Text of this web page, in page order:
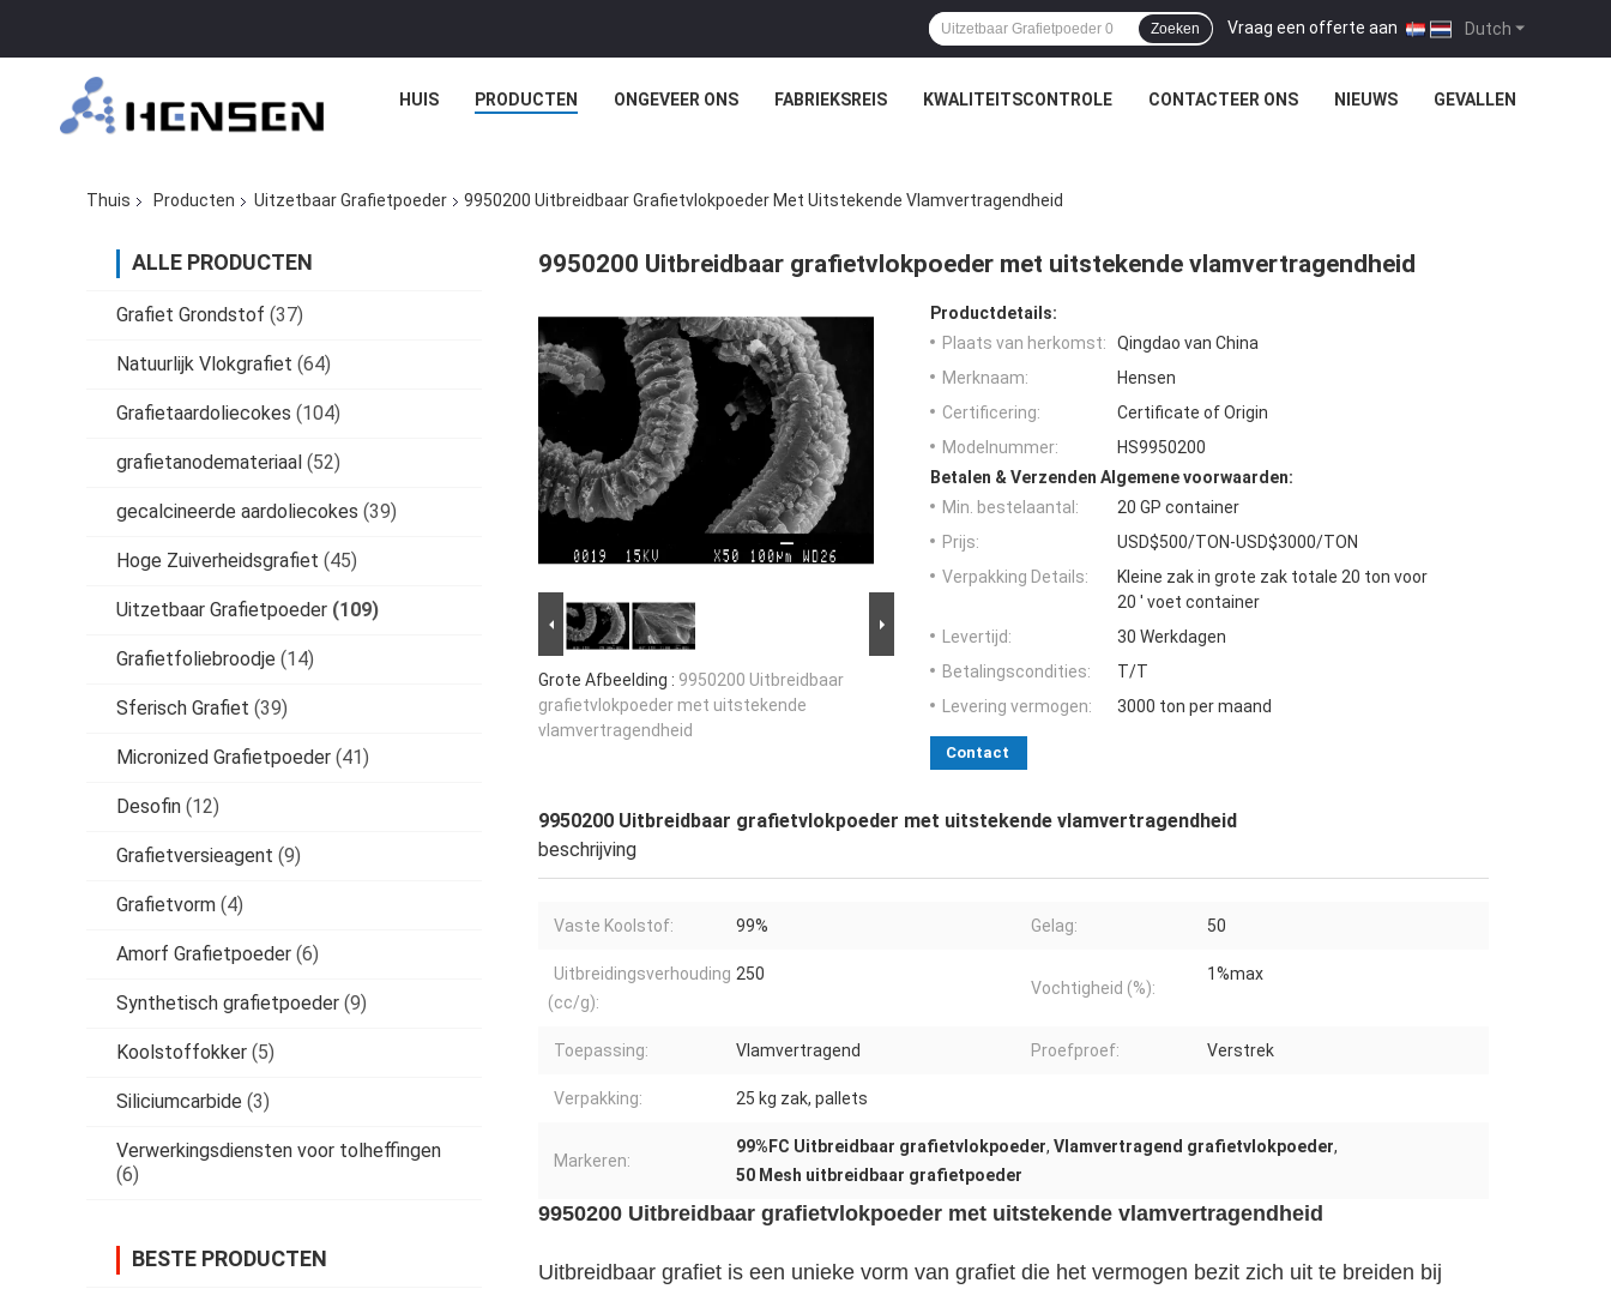
Dutch
Vraag een offerte aan |
Zoeken
HUIS PRODUCTEN ONGEVEER ONS FABRIEKSREIS KWALITEITSCONTROLE CONTACTEER ONS NIEUWS GEVALLEN
Thuis Producten Uitzetbaar Grafietpoeder 9950200 Uitbreidbaar Grafietvlokpoeder Met Uitstekende Vlamvertragendheid
ALLE PRODUCTEN
Grafiet Grondstof (37)
Natuurlijk Vlokgrafiet (64)
Grafietaardoliecokes (104)
grafietanodemateriaal (52)
gecalcineerde aardoliecokes (39)
Hoge Zuiverheidsgrafiet (45)
Uitzetbaar Grafietpoeder (109)
Grafietfoliebroodje (14)
Sferisch Grafiet (39)
Micronized Grafietpoeder (41)
Desofin (12)
Grafietversieagent (9)
Grafietvorm (4)
Amorf Grafietpoeder (6)
Synthetisch grafietpoeder (9)
Koolstoffokker (5)
Siliciumcarbide (3)
Verwerkingsdiensten voor tolheffingen
(6)
BESTE PRODUCTEN
9950200 Uitbreidbaar grafietvlokpoeder met uitstekende vlamvertragendheid
Grote Afbeelding : 9950200 Uitbreidbaar
grafietvlokpoeder met uitstekende
vlamvertragendheid
Productdetails:
Plaats van herkomst:
Qingdao van China
Merknaam:
Hensen
Certificering:
Certificate of Origin
Modelnummer:
HS9950200
Betalen & Verzenden Algemene voorwaarden:
Min. bestelaantal:
20 GP container
Prijs:
USD$500/TON-USD$3000/TON
Verpakking Details:
Kleine zak in grote zak totale 20 ton voor
20 ' voet container
Levertijd:
30 Werkdagen
Betalingscondities:
T/T
Levering vermogen:
3000 ton per maand
Contact
9950200 Uitbreidbaar grafietvlokpoeder met uitstekende vlamvertragendheid
beschrijving
Vaste Koolstof: 99% Gelag: 50
Uitbreidingsverhouding
(cc/g):
250
Vochtigheid (%):
1%max
Toepassing: Vlamvertragend Proefproef: Verstrek
Verpakking: 25 kg zak, pallets
Markeren:
99%FC Uitbreidbaar grafietvlokpoeder, Vlamvertragend grafietvlokpoeder,
50 Mesh uitbreidbaar grafietpoeder
9950200 Uitbreidbaar grafietvlokpoeder met uitstekende vlamvertragendheid
Uitbreidbaar grafiet is een unieke vorm van grafiet die het vermogen bezit zich uit te breiden bij